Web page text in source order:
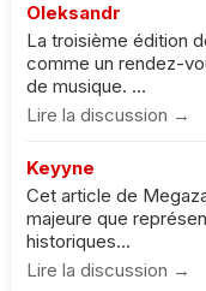
Oleksandr
La troisième édition
comme un rendez-
de musique. ...
Lire la discussion →
Keyyne
Cet article de
majeure que
historiques...
Lire la discussion →